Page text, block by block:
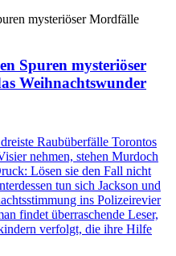
Spuren mysteriöser
Weihnachtswunder
Raubüberfälle Torontos
nehmen, stehen Murdoch
Lösen sie den Fall nicht
tun sich Jackson und
ins Polizeirevier
findet überraschende Leser,
verfolgt, die ihre Hilfe